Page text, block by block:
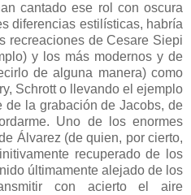
cantado ese rol con oscura
diferencias estilísticas, habría
recreaciones de Cesare Siepi
y los más modernos y de
de alguna manera) como
Schrott o llevando el ejemplo
de la grabación de Jacobs, de
Uno de los enormes
Álvarez (de quien, por cierto,
recuperado de los
últimamente alejado de los
con acierto el aire